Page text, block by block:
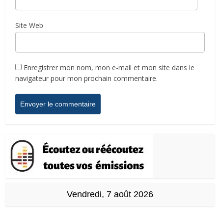
Site Web
Enregistrer mon nom, mon e-mail et mon site dans le
navigateur pour mon prochain commentaire.
Vendredi, 7 août 2026